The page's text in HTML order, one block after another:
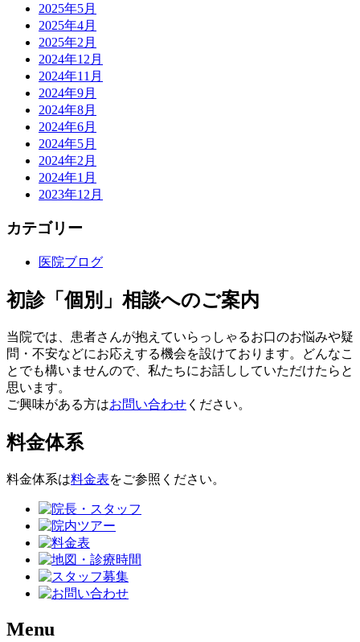
2025年5月
2025年4月
2025年2月
2024年12月
2024年11月
2024年9月
2024年8月
2024年6月
2024年5月
2024年2月
2024年1月
2023年12月
カテゴリー
医院ブログ
初診「個別」相談へのご案内
当院では、患者さんが抱えていらっしゃるお口のお悩みや疑
問・不安などにお応えする機会を設けております。どんなこ
とでも構いませんので、私たちにお話ししていただけたらと
思います。
ご興味がある方はお問い合わせ ください。
料金体系
料金体系は料金表をご参照ください。
Menu